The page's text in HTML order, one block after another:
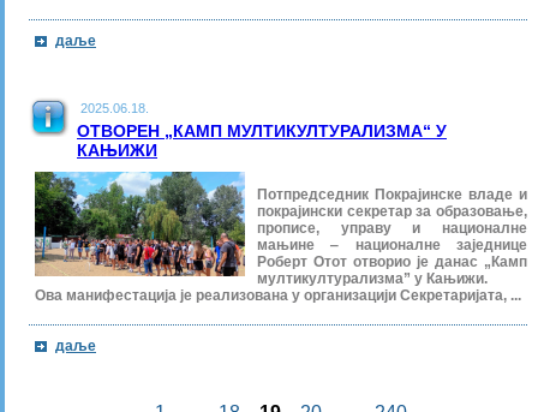
даље
2025.06.18.
ОТВОРЕН „КАМП МУЛТИКУЛТУРАЛИЗМА“ У
КАЊИЖИ
Потпредседник Покрајинске владе и
покрајински секретар за образовање,
прописе, управу и националне
мањине ‒ националне заједнице
Роберт Отот отворио је данас „Камп
мултикултурализма” у Кањижи.
Ова манифестација је реализована у организацији Секретаријата, ...
даље